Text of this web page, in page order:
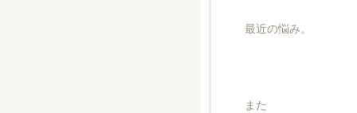
最近の悩み。
また